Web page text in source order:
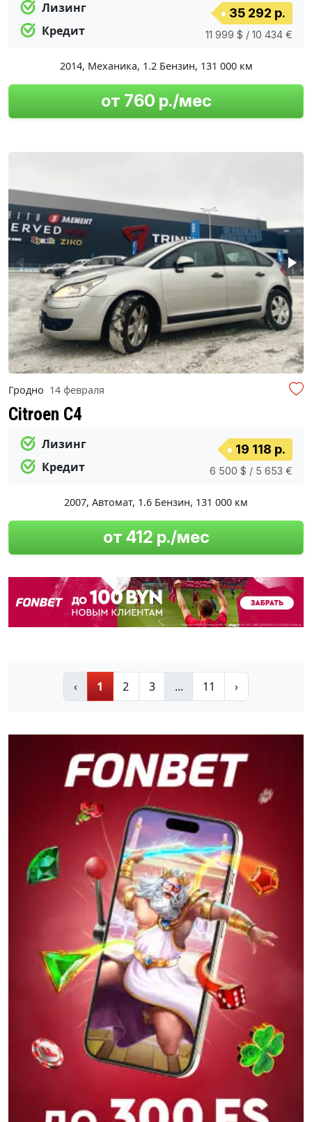
Лизинг
Кредит
35 292 р.
11 999 $ / 10 434 €
2014, Механика, 1.2 Бензин, 131 000 км
от 760 р./мес
Гродно 14 февраля
Citroen C4
Лизинг
Кредит
19 118 р.
6 500 $ / 5 653 €
2007, Автомат, 1.6 Бензин, 131 000 км
от 412 р./мес
‹ 1 2 3 ... 11 ›